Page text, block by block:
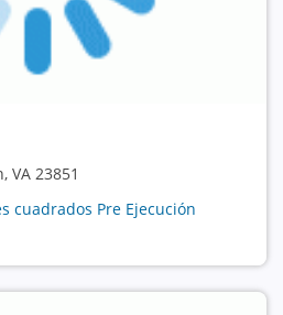
VA 23851
cuadrados Pre Ejecución